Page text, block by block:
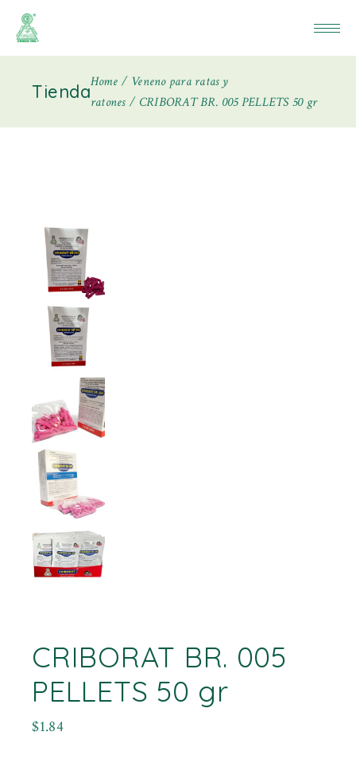
TiendaHome
Veneno para ratas y
ratones
CRIBORAT BR. 005 PELLETS 50 gr
CRIBORAT BR. 005
PELLETS 50 gr
$1.84